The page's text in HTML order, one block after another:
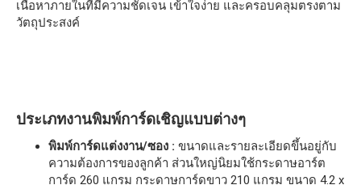
เนื้อหาภายในที่มีความชัดเจน เข้าใจง่าย และครอบคลุมตรงตาม
วัตถุประสงค์
ประเภทงานพิมพ์การ์ดเชิญแบบต่างๆ
พิมพ์การ์ดแต่งงาน/ซอง : ขนาดและรายละเอียดขึ้นอยู่กับ
ความต้องการของลูกค้า ส่วนใหญ่นิยมใช้กระดาษอาร์ต
การ์ด 260 แกรม กระดาษการ์ดขาว 210 แกรม ขนาด 4.2 x